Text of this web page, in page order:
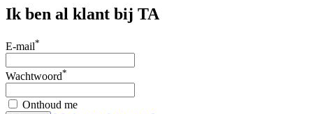
Ik ben al klant bij TA
E-mail*
Wachtwoord*
Onthoud me